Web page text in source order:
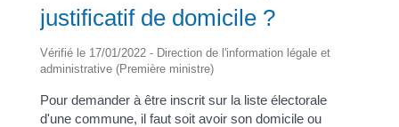
justificatif de domicile ?
Vérifié le 17/01/2022 - Direction de l'information légale et
administrative (Première ministre)
Pour demander à être inscrit sur la liste électorale
d'une commune, il faut soit avoir son domicile ou